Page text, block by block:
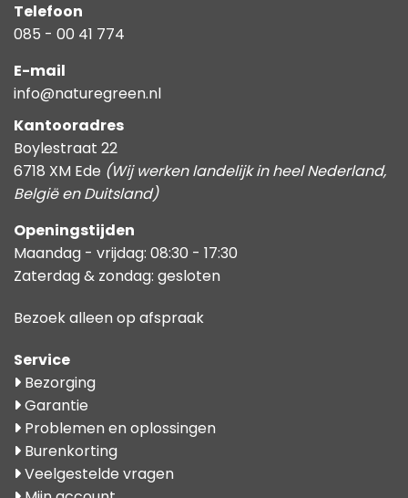
Telefoon
085 - 00 41 774
E-mail
info@naturegreen.nl
Kantooradres
Boylestraat 22
6718 XM Ede (Wij werken landelijk in heel Nederland,
België en Duitsland)
Openingstijden
Maandag - vrijdag: 08:30 - 17:30
Zaterdag & zondag: gesloten
Bezoek alleen op afspraak
Service
Bezorging
Garantie
Problemen en oplossingen
Burenkorting
Veelgestelde vragen